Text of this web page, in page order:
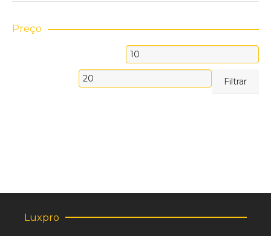
Preço
Filtrar
Luxpro